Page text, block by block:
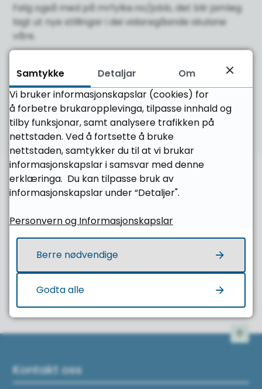
Følg også med på mrfylke.no/jobb, det blir jamleg
lagt ut nye stillingar i dei vidaregåande skulane
våre.
Fann du det du leita etter?
Ja
Kontakt oss
Til
Samtykke Detaljar
Om
Vi bruker informasjonskapslar (cookies) for
å forbetre brukaropplevinga, tilpasse innhald og
tilby funksjonar, samt analysere trafikken på
nettstaden. Ved å fortsette å bruke
nettstaden, samtykker du til at vi brukar
informasjonskapslar i samsvar med denne
erklæringa. Du kan tilpasse bruk av
informasjonskapslar under “Detaljer".
Personvern og Informasjonskapslar
Berre nødvendige
Godta alle